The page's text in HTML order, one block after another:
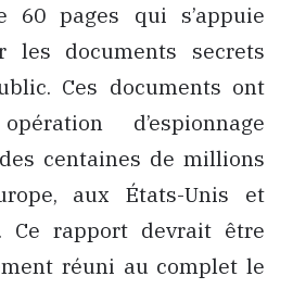
60 pages qui s’appuie
les documents secrets
Ces documents ont
d’espionnage
centaines de millions
aux États-Unis et
Ce rapport devrait être
réuni au complet le